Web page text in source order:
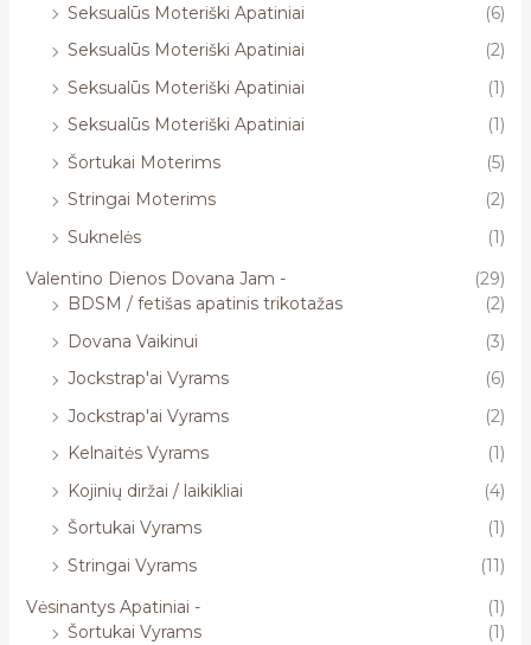
Seksualūs Moteriški Apatiniai
(6)
Seksualūs Moteriški Apatiniai
(2)
Seksualūs Moteriški Apatiniai
(1)
Seksualūs Moteriški Apatiniai
(1)
Šortukai Moterims
(5)
Stringai Moterims
(2)
Suknelės
(1)
Valentino Dienos Dovana Jam -
(29)
BDSM / fetišas apatinis trikotažas
(2)
Dovana Vaikinui
(3)
Jockstrap'ai Vyrams
(6)
Jockstrap'ai Vyrams
(2)
Kelnaitės Vyrams
(1)
Kojinių diržai / laikikliai
(4)
Šortukai Vyrams
(1)
Stringai Vyrams
(11)
Vėsinantys Apatiniai -
(1)
Šortukai Vyrams
(1)